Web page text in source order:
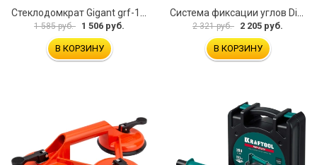
1 585 руб. 1 506 руб.
В КОРЗИНУ
2 321 руб. 2 205 руб.
В КОРЗИНУ